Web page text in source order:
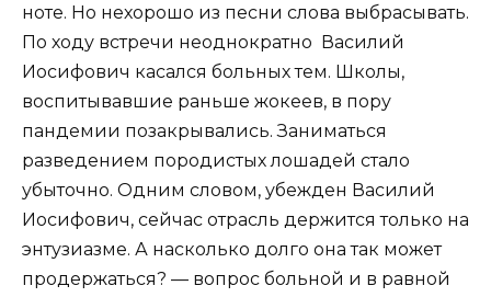
ноте. Но нехорошо из песни слова выбрасывать.
По ходу встречи неоднократно Василий
Иосифович касался больных тем. Школы,
воспитывавшие раньше жокеев, в пору
пандемии позакрывались. Заниматься
разведением породистых лошадей стало
убыточно. Одним словом, убежден Василий
Иосифович, сейчас отрасль держится только на
энтузиазме. А насколько долго она так может
продержаться? — вопрос больной и в равной